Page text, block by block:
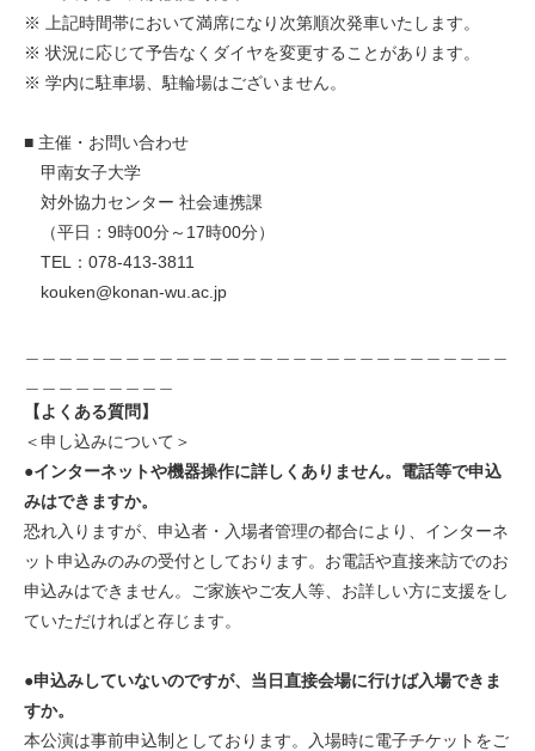
※ 上記時間帯において満席になり次第順次発車いたします。
※ 状況に応じて予告なくダイヤを変更することがあります。
※ 学内に駐車場、駐輪場はございません。
■ 主催・お問い合わせ
甲南女子大学
対外協力センター 社会連携課
（平日：9時00分～17時00分）
TEL：078-413-3811
kouken@konan-wu.ac.jp
【よくある質問】
＜申し込みについて＞
●インターネットや機器操作に詳しくありません。電話等で申込
みはできますか。
恐れ入りますが、申込者・入場者管理の都合により、インターネ
ット申込みのみの受付としております。お電話や直接来訪でのお
申込みはできません。ご家族やご友人等、お詳しい方に支援をし
ていただければと存じます。
●申込みしていないのですが、当日直接会場に行けば入場できま
すか。
本公演は事前申込制としております。入場時に電子チケットをご